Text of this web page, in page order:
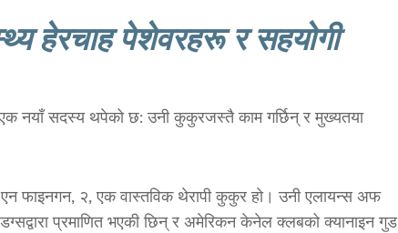
हेरचाह पेशेवरहरू र सहयोगी
एक नयाँ सदस्य थपेको छ: उनी कुकुरजस्तै काम गर्छिन् र मुख्यतया
एन फाइनगन, २, एक वास्तविक थेरापी कुकुर हो। उनी एलायन्स अफ
डग्सद्वारा प्रमाणित भएकी छिन् र अमेरिकन केनेल क्लबको क्यानाइन गुड